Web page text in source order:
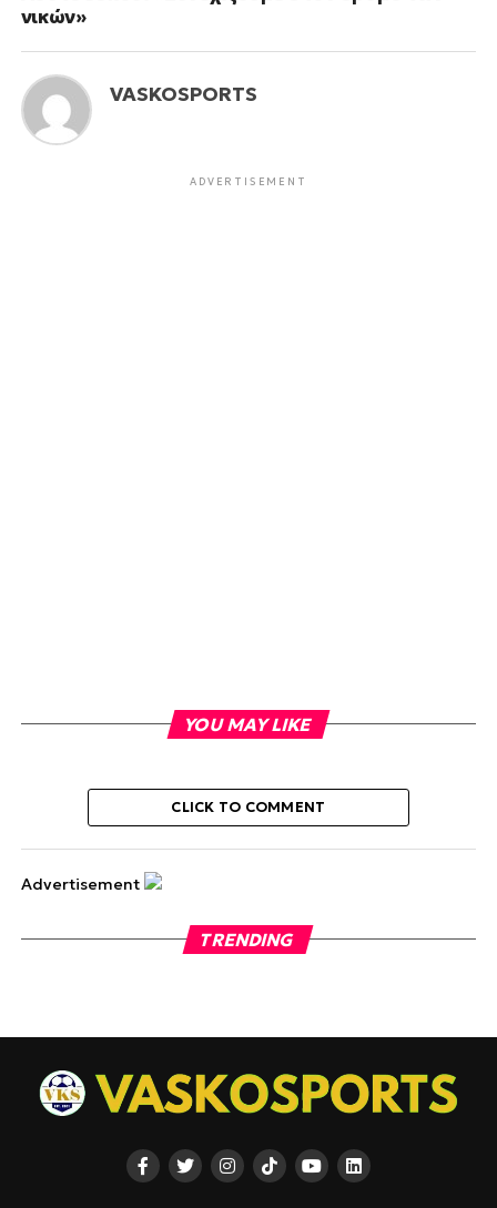
νικών»
VASKOSPORTS
ADVERTISEMENT
YOU MAY LIKE
CLICK TO COMMENT
Advertisement
TRENDING